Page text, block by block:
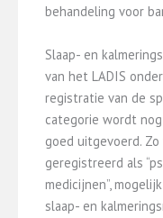
behandeling voor
Slaap- en
van het LADIS
registratie van de
categorie wordt
goed uitgevoerd.
geregistreerd als
medicijnen”,
slaap- en